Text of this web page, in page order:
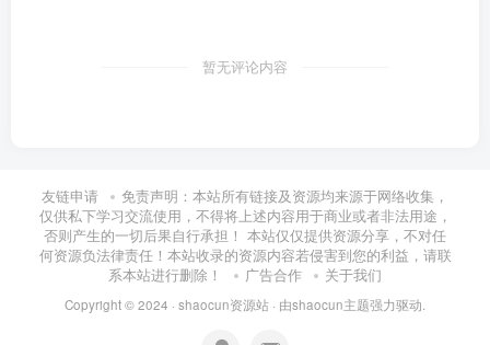
暂无评论内容
友链申请
免责声明：本站所有链接及资源均来源于网络收集，
仅供私下学习交流使用，不得将上述内容用于商业或者非法用途，
否则产生的一切后果自行承担！ 本站仅仅提供资源分享，不对任
何资源负法律责任！本站收录的资源内容若侵害到您的利益，请联
系本站进行删除！
广告合作 关于我们
Copyright © 2024 · shaocun资源站 · 由shaocun主题强力驱动.